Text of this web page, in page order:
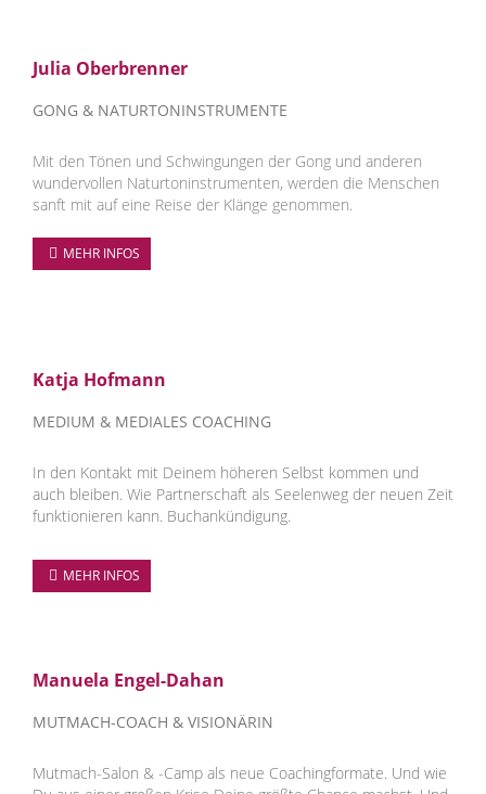
Julia Oberbrenner
GONG & NATURTONINSTRUMENTE
Mit den Tönen und Schwingungen der Gong und anderen
wundervollen Naturtoninstrumenten, werden die Menschen
sanft mit auf eine Reise der Klänge genommen.
MEHR INFOS
Katja Hofmann
MEDIUM & MEDIALES COACHING
In den Kontakt mit Deinem höheren Selbst kommen und
auch bleiben. Wie Partnerschaft als Seelenweg der neuen Zeit
funktionieren kann. Buchankündigung.
MEHR INFOS
Manuela Engel-Dahan
MUTMACH-COACH & VISIONÄRIN
Mutmach-Salon & -Camp als neue Coachingformate. Und wie